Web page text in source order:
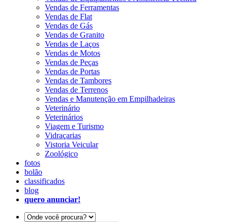
Vendas de Ferramentas
Vendas de Flat
Vendas de Gás
Vendas de Granito
Vendas de Laços
Vendas de Motos
Vendas de Peças
Vendas de Portas
Vendas de Tambores
Vendas de Terrenos
Vendas e Manutenção em Empilhadeiras
Veterinário
Veterinários
Viagem e Turismo
Vidraçarias
Vistoria Veicular
Zoológico
fotos
bolão
classificados
blog
quero anunciar!